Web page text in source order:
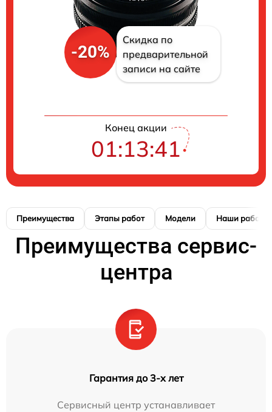
-20%
Скидка по
предварительной
записи на сайте
Конец акции
01:13:41
Преимущества Этапы работ Модели Наши работы
Преимущества сервис-
центра
Гарантия до 3-х лет
Сервисный центр устанавливает